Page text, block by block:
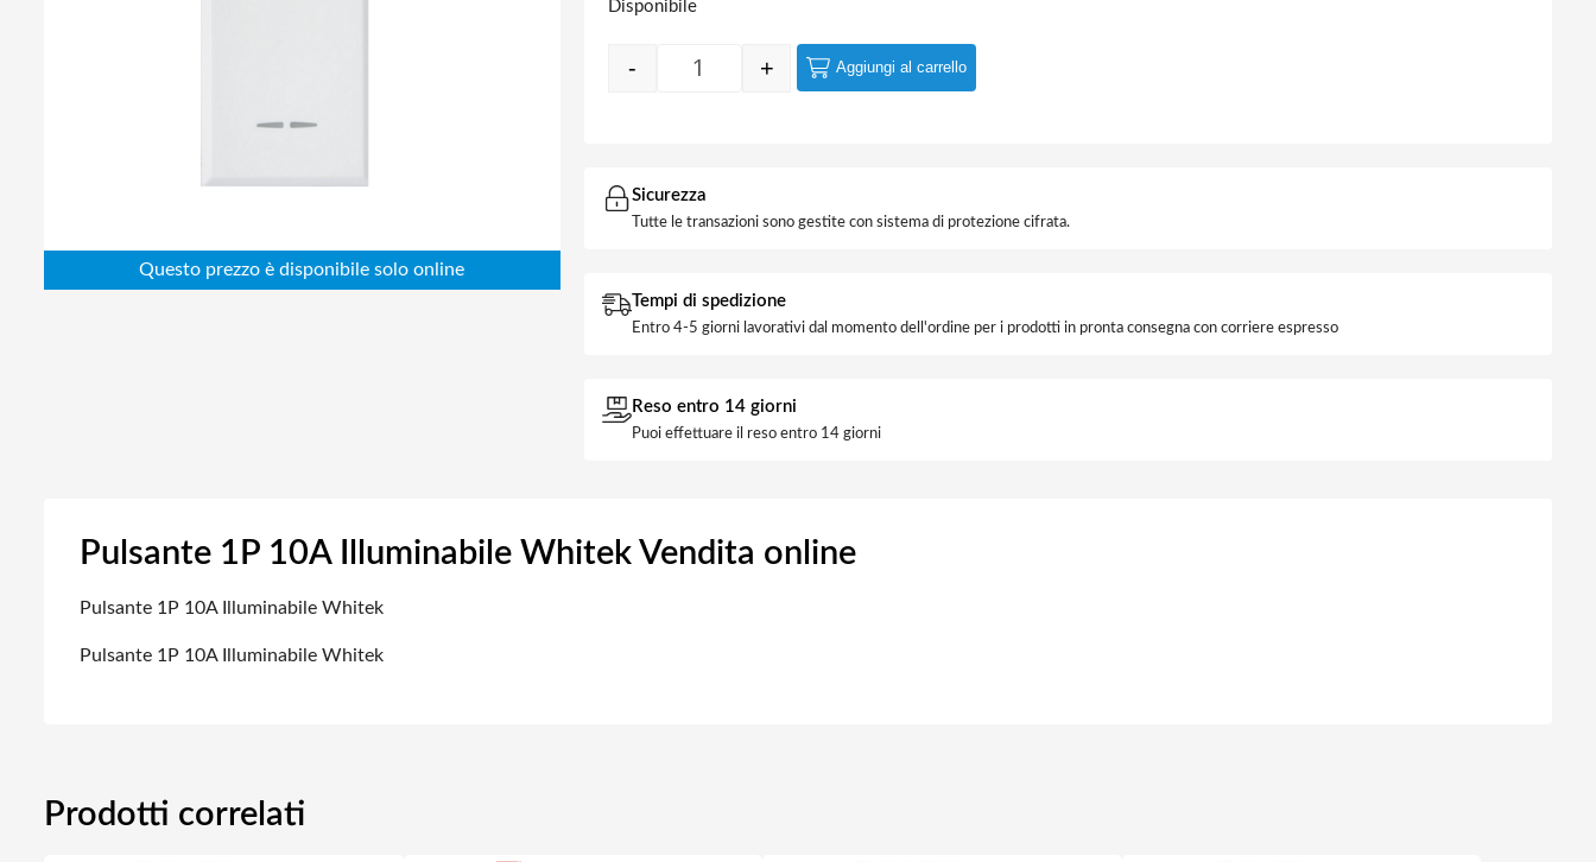
Elettronica
Edilizia
Disponibile
Quantity
- + Aggiungi al carrello
Sicurezza
Tutte le transazioni sono gestite con sistema di protezione cifrata.
Tempi di spedizione
Entro 4-5 giorni lavorativi dal momento dell'ordine per i prodotti in pronta consegna con corriere espresso
Reso entro 14 giorni
Puoi effettuare il reso entro 14 giorni
Pulsante 1P 10A Illuminabile Whitek Vendita online
Pulsante 1P 10A Illuminabile Whitek
Pulsante 1P 10A Illuminabile Whitek
Prodotti correlati